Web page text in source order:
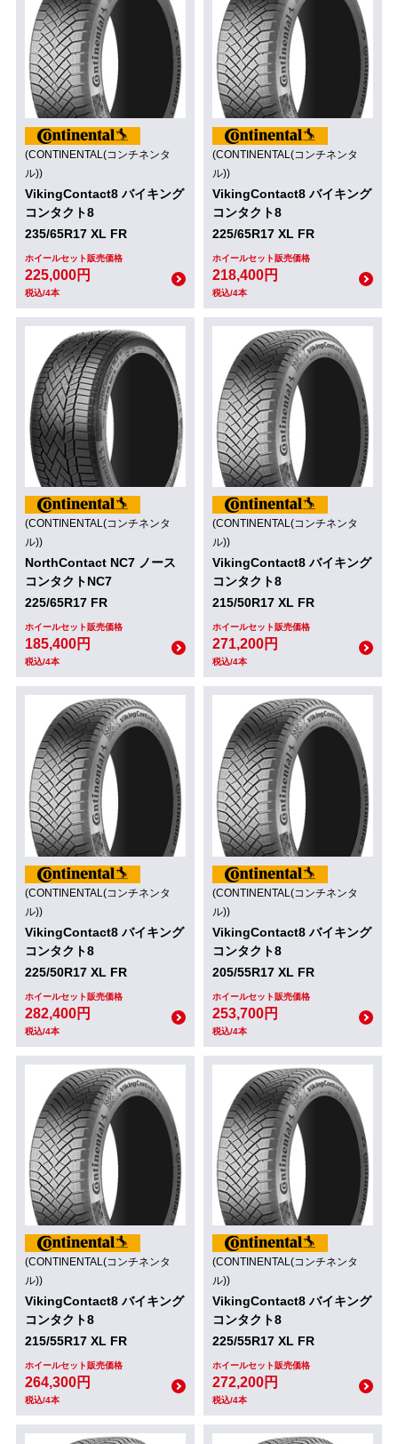
(CONTINENTAL(コンチネンタ
ル))
VikingContact8 バイキング
コンタクト8
235/65R17 XL FR
ホイールセット販売価格
225,000円
税込/4本
(CONTINENTAL(コンチネンタ
ル))
VikingContact8 バイキング
コンタクト8
225/65R17 XL FR
ホイールセット販売価格
218,400円
税込/4本
(CONTINENTAL(コンチネンタ
ル))
NorthContact NC7 ノース
コンタクトNC7
225/65R17 FR
ホイールセット販売価格
185,400円
税込/4本
(CONTINENTAL(コンチネンタ
ル))
VikingContact8 バイキング
コンタクト8
215/50R17 XL FR
ホイールセット販売価格
271,200円
税込/4本
(CONTINENTAL(コンチネンタ
ル))
VikingContact8 バイキング
コンタクト8
225/50R17 XL FR
ホイールセット販売価格
282,400円
税込/4本
(CONTINENTAL(コンチネンタ
ル))
VikingContact8 バイキング
コンタクト8
205/55R17 XL FR
ホイールセット販売価格
253,700円
税込/4本
(CONTINENTAL(コンチネンタ
ル))
VikingContact8 バイキング
コンタクト8
215/55R17 XL FR
ホイールセット販売価格
264,300円
税込/4本
(CONTINENTAL(コンチネンタ
ル))
VikingContact8 バイキング
コンタクト8
225/55R17 XL FR
ホイールセット販売価格
272,200円
税込/4本